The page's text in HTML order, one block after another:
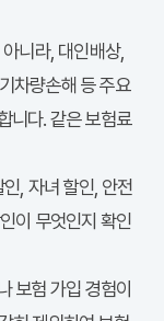
니라, 대인배상,
차량손해 등 주요
니다. 같은 보험료
, 자녀 할인, 안전
이 무엇인지 확인
보험 가입 경험이